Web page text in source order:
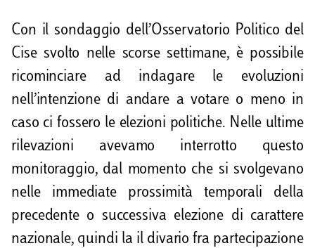
v
i
i
Con il sondaggio dell’Osservatorio Politico del
Cise svolto nelle scorse settimane, è possibile
ricominciare ad indagare le evoluzioni
nell’intenzione di andare a votare o meno in
caso ci fossero le elezioni politiche. Nelle ultime
rilevazioni avevamo interrotto questo
monitoraggio, dal momento che si svolgevano
nelle immediate prossimità temporali della
precedente o successiva elezione di carattere
nazionale, quindi la il divario fra partecipazione